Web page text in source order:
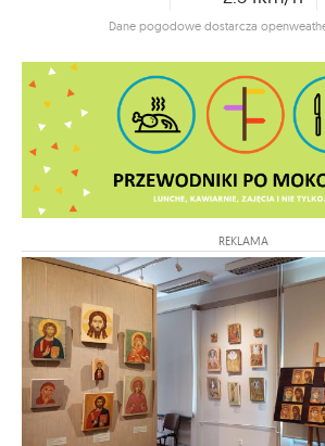
Dane pogodowe dostarcza
REKLAMA